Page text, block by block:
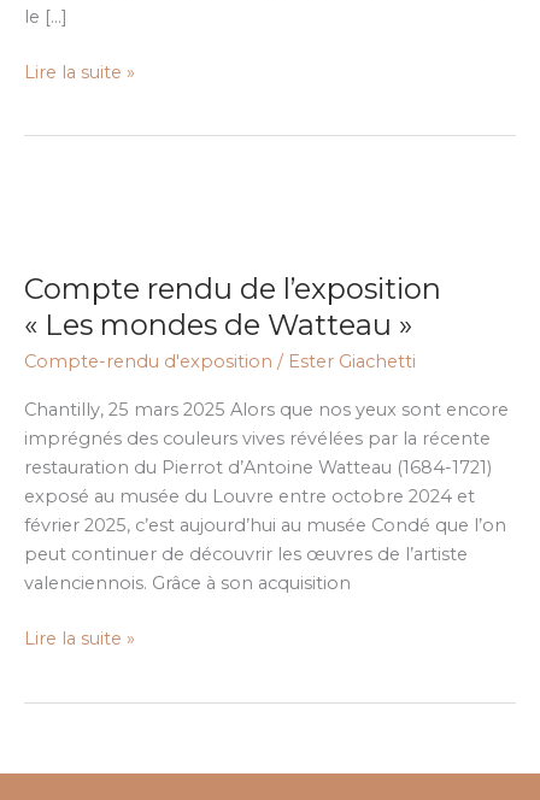
le […]
Lire la suite »
Compte rendu de l’exposition
« Les mondes de Watteau »
Compte-rendu d'exposition / Ester Giachetti
Chantilly, 25 mars 2025 Alors que nos yeux sont encore
imprégnés des couleurs vives révélées par la récente
restauration du Pierrot d’Antoine Watteau (1684-1721)
exposé au musée du Louvre entre octobre 2024 et
février 2025, c’est aujourd’hui au musée Condé que l’on
peut continuer de découvrir les œuvres de l’artiste
valenciennois. Grâce à son acquisition
de
l’exposition
mondes
de
Watteau »
Lire la suite »